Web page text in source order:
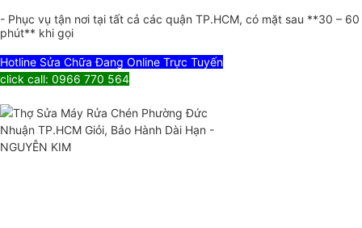
- Phục vụ tận nơi tại tất cả các quận TP.HCM, có mặt sau **30 – 60
phút** khi gọi
Hotline Sửa Chữa Đang Online Trực Tuyến
click call: 0966 770 564